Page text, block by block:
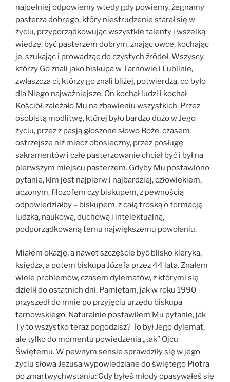
najpełniej odpowiemy wtedy gdy powiemy, żegnamy
pasterza dobrego, który niestrudzenie starał się w
życiu, przyporządkowując wszystkie talenty i wszelką
wiedzę, być pasterzem dobrym, znając owce, kochając
je, szukając i prowadząc do czystych źródeł. Wszyscy,
którzy Go znali jako biskupa w Tarnowie i Lublinie,
zwłaszcza ci, którzy go znali bliżej, potwierdzą, co było
dla Niego najważniejsze. On kochał ludzi i kochał
Kościół, zależało Mu na zbawieniu wszystkich. Przez
osobistą modlitwę, której było bardzo dużo w Jego
życiu, przez z pasją głoszone słowo Boże, czasem
ostrzejsze niż miecz obosieczny, przez posługę
sakramentów i całe pasterzowanie chciał być i był na
pierwszym miejscu pasterzem. Gdyby Mu postawiono
pytanie, kim jest najpierw i najbardziej, człowiekiem,
uczonym, filozofem czy biskupem, z pewnością
odpowiedziałby – biskupem, z całą troską o formację
ludzką, naukową, duchową i intelektualną,
podporządkowaną temu największemu powołaniu.
Miałem okazję, a nawet szczęście być blisko kleryka,
księdza, a potem biskupa Józefa przez 44 lata. Znałem
wiele problemów, czasem dylematów, z którymi się
dzielił do ostatnich dni. Pamiętam, jak w roku 1990
przyszedł do mnie po przyjęciu urzędu biskupa
tarnowskiego. Naturalnie postawiłem Mu pytanie, jak
Ty to wszystko teraz pogodzisz? To był Jego dylemat,
ale tylko do momentu powiedzenia „tak” Ojcu
Świętemu. W pewnym sensie sprawdziły się w jego
życiu słowa Jezusa wypowiedziane do świętego Piotra
po zmartwychwstaniu: Gdy byłeś młody opasywałeś się